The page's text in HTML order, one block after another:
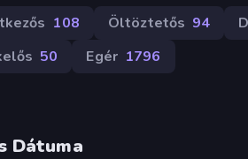
108 Öltöztetős 94
50 Egér 1796
Dátuma